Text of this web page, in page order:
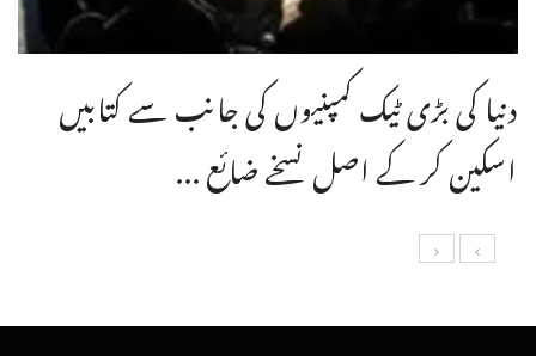
دنیا کی بڑی ٹیک کمپنیوں کی جانب سے کتابیں
اسکین کر کے اصل نسخے ضائع ...